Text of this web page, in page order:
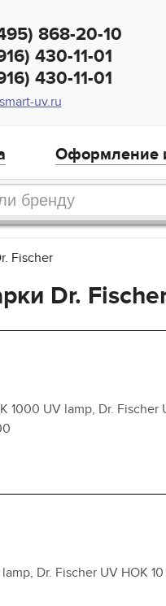
868-20-10
430-11-01
430-11-01
uv.ru
Оформление
Fischer
Dr.
1000 UV lamp, Dr.
Dr. Fischer UV HOK